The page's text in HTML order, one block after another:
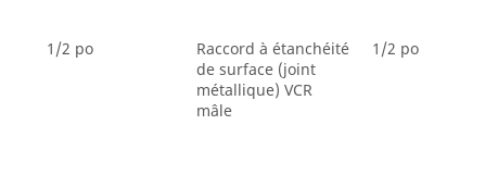
1/2 po
Raccord à étanchéité
de surface (joint
métallique) VCR
mâle
1/2 po